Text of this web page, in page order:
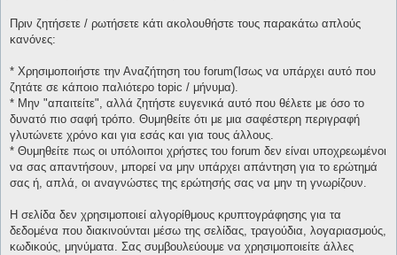
Πριν ζητήσετε / ρωτήσετε κάτι ακολουθήστε τους παρακάτω απλούς
κανόνες:
* Χρησιμοποιήστε την Αναζήτηση του forum(Ίσως να υπάρχει αυτό που
ζητάτε σε κάποιο παλιότερο topic / μήνυμα).
* Μην "απαιτείτε", αλλά ζητήστε ευγενικά αυτό που θέλετε με όσο το
δυνατό πιο σαφή τρόπο. Θυμηθείτε ότι με μια σαφέστερη περιγραφή
γλυτώνετε χρόνο και για εσάς και για τους άλλους.
* Θυμηθείτε πως οι υπόλοιποι χρήστες του forum δεν είναι υποχρεωμένοι
να σας απαντήσουν, μπορεί να μην υπάρχει απάντηση για το ερώτημά
σας ή, απλά, οι αναγνώστες της ερώτησής σας να μην τη γνωρίζουν.
Η σελίδα δεν χρησιμοποιεί αλγορίθμους κρυπτογράφησης για τα
δεδομένα που διακινούνται μέσω της σελίδας, τραγούδια, λογαριασμούς,
κωδικούς, μηνύματα. Σας συμβουλεύουμε να χρησιμοποιείτε άλλες